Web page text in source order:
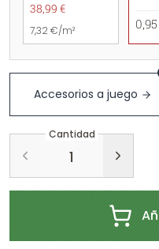
38,99 €
7,32 €/m²
Accesorios a juego
Cantidad